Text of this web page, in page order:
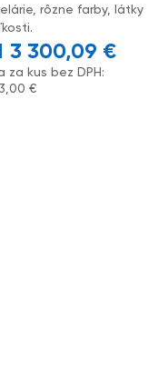
rôzne farby, látky
3 300,09 €
za kus bez DPH:
€